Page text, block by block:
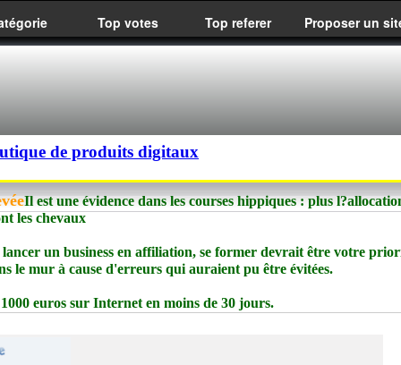
Top votes Top referer Proposer un
de produits digitaux
Il est une évidence dans les courses hippiques : plus
les chevaux
un business en affiliation, se former devrait être votre
le mur à cause d'erreurs qui auraient pu être évitées.
euros sur Internet en moins de 30 jours.